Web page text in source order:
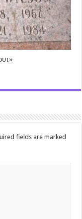
fields are marked